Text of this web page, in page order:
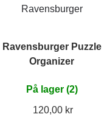
Ravensburger
Ravensburger Puzzle
Organizer
På lager (2)
120,00 kr